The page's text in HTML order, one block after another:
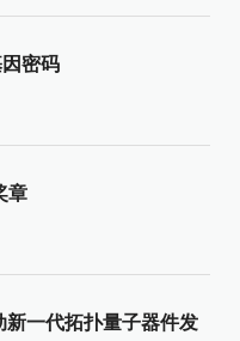
密码
章
一代拓扑量子器件发